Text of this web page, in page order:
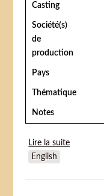
Casting
Société(s)
de
production
Pays
Thématique
Notes
Lire la suite
English